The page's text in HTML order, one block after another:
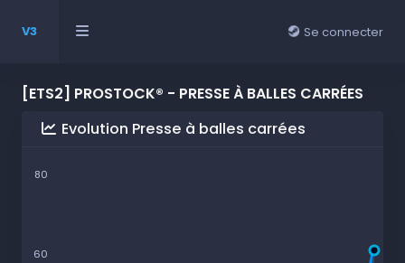
V3 Se connecter
[ETS2] PROSTOCK® - PRESSE À BALLES CARRÉES
Evolution Presse à balles carrées
80
60